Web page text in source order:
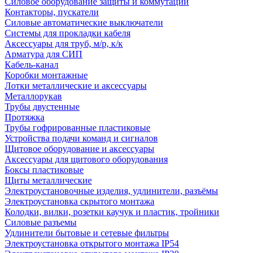
Контакторы, пускатели
Силовые автоматические выключатели
Системы для прокладки кабеля
Аксессуары для труб, м/р, к/к
Арматура для СИП
Кабель-канал
Коробки монтажные
Лотки металлические и аксессуары
Металлорукав
Трубы двустенные
Протяжка
Трубы гофрированные пластиковые
Устройства подачи команд и сигналов
Щитовое оборудование и аксессуары
Аксессуары для щитового оборудования
Боксы пластиковые
Щиты металлические
Электроустановочные изделия, удлинители, разъёмы
Электроустановка скрытого монтажа
Колодки, вилки, розетки каучук и пластик, тройники
Силовые разъемы
Удлинители бытовые и сетевые фильтры
Электроустановка открытого монтажа IP54